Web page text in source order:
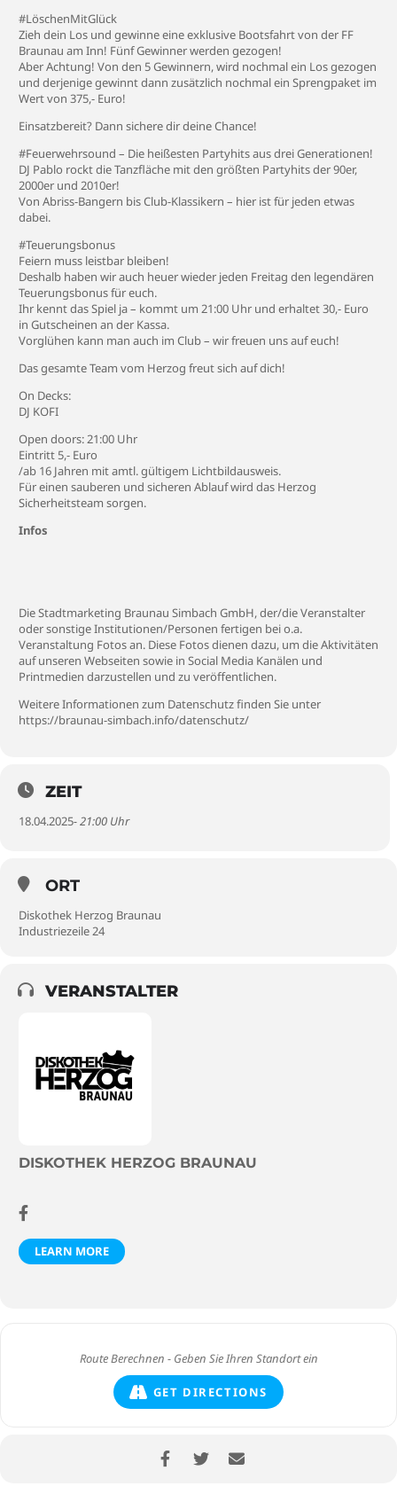
#LöschenMitGlück
Zieh dein Los und gewinne eine exklusive Bootsfahrt von der FF
Braunau am Inn! Fünf Gewinner werden gezogen!
Aber Achtung! Von den 5 Gewinnern, wird nochmal ein Los gezogen
und derjenige gewinnt dann zusätzlich nochmal ein Sprengpaket im
Wert von 375,- Euro!
Einsatzbereit? Dann sichere dir deine Chance!
#Feuerwehrsound – Die heißesten Partyhits aus drei Generationen!
DJ Pablo rockt die Tanzfläche mit den größten Partyhits der 90er,
2000er und 2010er!
Von Abriss-Bangern bis Club-Klassikern – hier ist für jeden etwas
dabei.
#Teuerungsbonus
Feiern muss leistbar bleiben!
Deshalb haben wir auch heuer wieder jeden Freitag den legendären
Teuerungsbonus für euch.
Ihr kennt das Spiel ja – kommt um 21:00 Uhr und erhaltet 30,- Euro
in Gutscheinen an der Kassa.
Vorglühen kann man auch im Club – wir freuen uns auf euch!
Das gesamte Team vom Herzog freut sich auf dich!
On Decks:
DJ KOFI
Open doors: 21:00 Uhr
Eintritt 5,- Euro
/ab 16 Jahren mit amtl. gültigem Lichtbildausweis.
Für einen sauberen und sicheren Ablauf wird das Herzog
Sicherheitsteam sorgen.
Infos
Die Stadtmarketing Braunau Simbach GmbH, der/die Veranstalter
oder sonstige Institutionen/Personen fertigen bei o.a.
Veranstaltung Fotos an. Diese Fotos dienen dazu, um die Aktivitäten
auf unseren Webseiten sowie in Social Media Kanälen und
Printmedien darzustellen und zu veröffentlichen.
Weitere Informationen zum Datenschutz finden Sie unter
https://braunau-simbach.info/datenschutz/
ZEIT
18.04.2025- 21:00 Uhr
ORT
Diskothek Herzog Braunau
Industriezeile 24
VERANSTALTER
DISKOTHEK HERZOG BRAUNAU
LEARN MORE
GET DIRECTIONS